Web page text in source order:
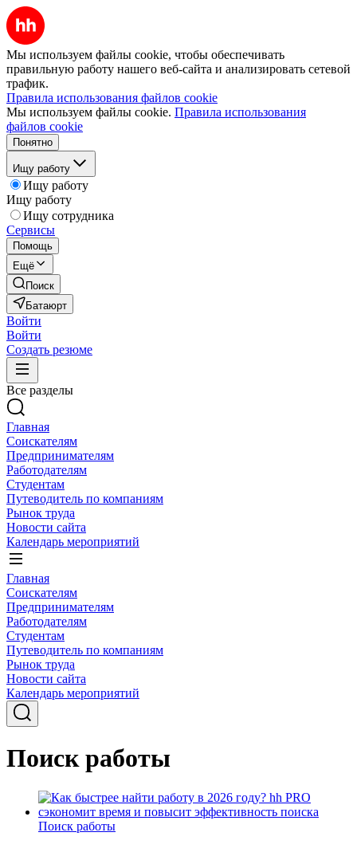
Мы используем файлы cookie, чтобы обеспечивать
правильную работу нашего веб-сайта и анализировать сетевой
трафик.
Правила использования файлов cookie
Мы используем файлы cookie. Правила использования
файлов cookie
Понятно
Ищу работу
Ищу работу
Ищу работу
Ищу сотрудника
Сервисы
Помощь
Ещё
Поиск
Батаюрт
Войти
Войти
Создать резюме
Все разделы
Главная
Соискателям
Предпринимателям
Работодателям
Студентам
Путеводитель по компаниям
Рынок труда
Новости сайта
Календарь мероприятий
Главная
Соискателям
Предпринимателям
Работодателям
Студентам
Путеводитель по компаниям
Рынок труда
Новости сайта
Календарь мероприятий
Поиск работы
Поиск работы